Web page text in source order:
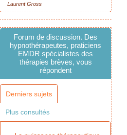
Laurent Gross
Forum de discussion. Des
hypnothérapeutes, praticiens
EMDR spécialistes des
thérapies brèves, vous
répondent
Derniers sujets
Plus consultés